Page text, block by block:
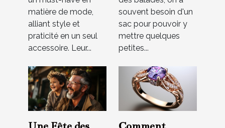
matière de mode,
alliant style et
praticité en un seul
accessoire. Leur...
souvent besoin d'un
sac pour pouvoir y
mettre quelques
petites...